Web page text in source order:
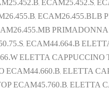
ECAM44.664.B
ELETTA
ELETTA
ECAM45.760.B,